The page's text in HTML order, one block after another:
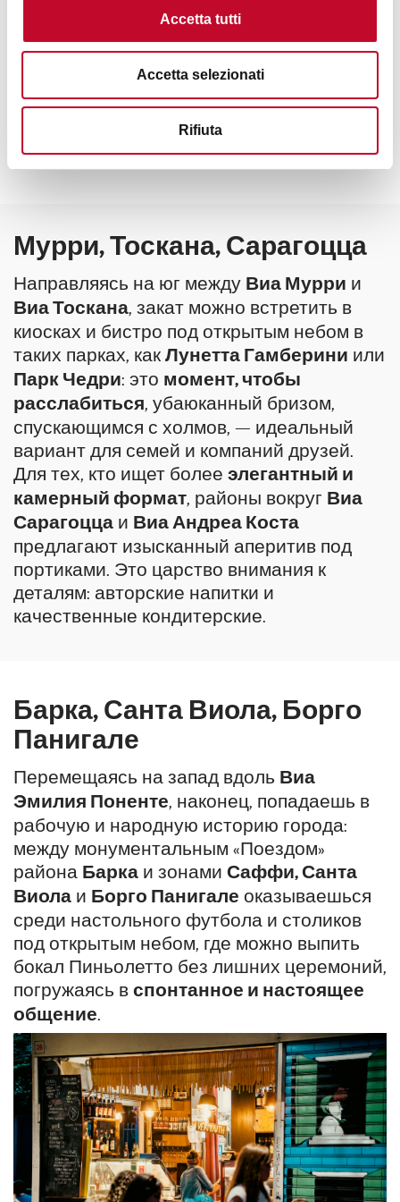
Accetta tutti
Accetta selezionati
Rifiuta
более современным: заведения выходят
на широкие проспекты и предлагают
тщательно подобранные вина и сорта
пива — идеально для тех, кто ищет
современную атмосферу и просторные
пространства, не удаляясь слишком
далеко от центра.
Мурри, Тоскана, Сарагоцца
Направляясь на юг между Виа Мурри и
Виа Тоскана, закат можно встретить в
киосках и бистро под открытым небом в
таких парках, как Лунетта Гамберини или
Парк Чедри: это момент, чтобы
расслабиться, убаюканный бризом,
спускающимся с холмов, — идеальный
вариант для семей и компаний друзей.
Для тех, кто ищет более элегантный и
камерный формат, районы вокруг Виа
Сарагоцца и Виа Андреа Коста
предлагают изысканный аперитив под
портиками. Это царство внимания к
деталям: авторские напитки и
качественные кондитерские.
Барка, Санта Виола, Борго
Панигале
Перемещаясь на запад вдоль Виа
Эмилия Поненте , наконец, попадаешь в
рабочую и народную историю города:
между монументальным «Поездом»
района Барка и зонами Саффи, Санта
Виола и Борго Панигале оказываешься
среди настольного футбола и столиков
под открытым небом, где можно выпить
бокал Пиньолетто без лишних церемоний,
погружаясь в спонтанное и настоящее
общение